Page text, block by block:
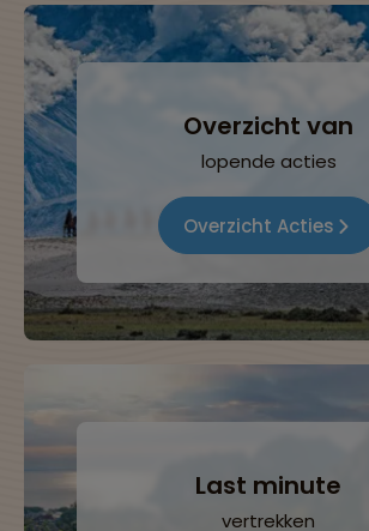
Overzicht van
lopende acties
Overzicht Acties
Last minute
vertrekken